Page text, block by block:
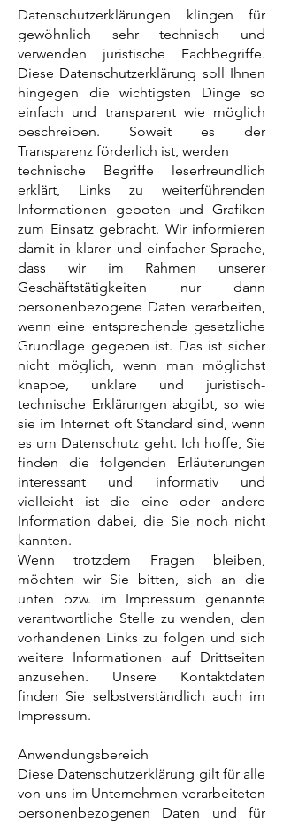
Datenschutzerklärungen klingen für
gewöhnlich sehr technisch und
verwenden juristische Fachbegriffe.
Diese Datenschutzerklärung soll Ihnen
hingegen die wichtigsten Dinge so
einfach und transparent wie möglich
beschreiben. Soweit es der
Transparenz förderlich ist, werden
technische Begriffe leserfreundlich
erklärt, Links zu weiterführenden
Informationen geboten und Grafiken
zum Einsatz gebracht. Wir informieren
damit in klarer und einfacher Sprache,
dass wir im Rahmen unserer
Geschäftstätigkeiten nur dann
personenbezogene Daten verarbeiten,
wenn eine entsprechende gesetzliche
Grundlage gegeben ist. Das ist sicher
nicht möglich, wenn man möglichst
knappe, unklare und juristisch-
technische Erklärungen abgibt, so wie
sie im Internet oft Standard sind, wenn
es um Datenschutz geht. Ich hoffe, Sie
finden die folgenden Erläuterungen
interessant und informativ und
vielleicht ist die eine oder andere
Information dabei, die Sie noch nicht
kannten.
Wenn trotzdem Fragen bleiben,
möchten wir Sie bitten, sich an die
unten bzw. im Impressum genannte
verantwortliche Stelle zu wenden, den
vorhandenen Links zu folgen und sich
weitere Informationen auf Drittseiten
anzusehen. Unsere Kontaktdaten
finden Sie selbstverständlich auch im
Impressum.
Anwendungsbereich
Diese Datenschutzerklärung gilt für alle
von uns im Unternehmen verarbeiteten
personenbezogenen Daten und für